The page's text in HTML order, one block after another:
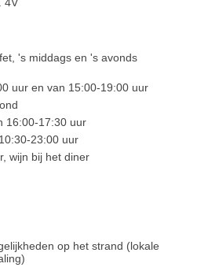
4V
's middags en 's avonds
uur en van 15:00-19:00 uur
16:00-17:30 uur
23:00 uur
wijn bij het diner
op het strand (lokale